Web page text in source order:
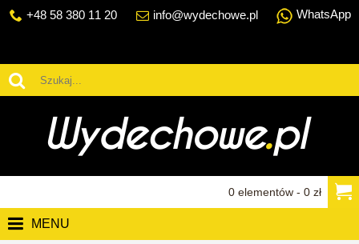
+48 58 380 11 20 info@wydechowe.pl WhatsApp
0 elementów - 0 zł
MENU